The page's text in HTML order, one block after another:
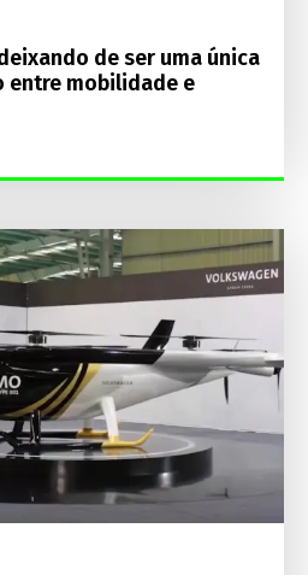
de ser uma única
entre mobilidade e